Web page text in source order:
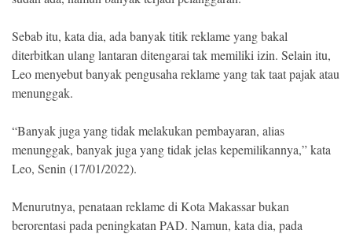
Copyright
2026
Menara
Indonesia
All
Sebab itu, kata dia, ada banyak titik reklame yang bakal
diterbitkan ulang lantaran ditengarai tak memiliki izin. Selain itu,
Leo menyebut banyak pengusaha reklame yang tak taat pajak atau
menunggak.
“Banyak juga yang tidak melakukan pembayaran, alias
menunggak, banyak juga yang tidak jelas kepemilikannya,” kata
Leo, Senin (17/01/2022).
Menurutnya, penataan reklame di Kota Makassar bukan
berorentasi pada peningkatan PAD. Namun, kata dia, pada